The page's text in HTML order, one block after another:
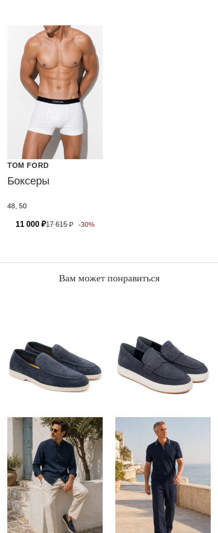
TOM FORD
Боксеры
48, 50
11 000 ₽17 615₽ -30%
Вам может понравиться